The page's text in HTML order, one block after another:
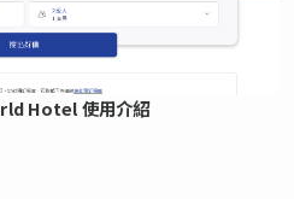
Hotel 使用介紹